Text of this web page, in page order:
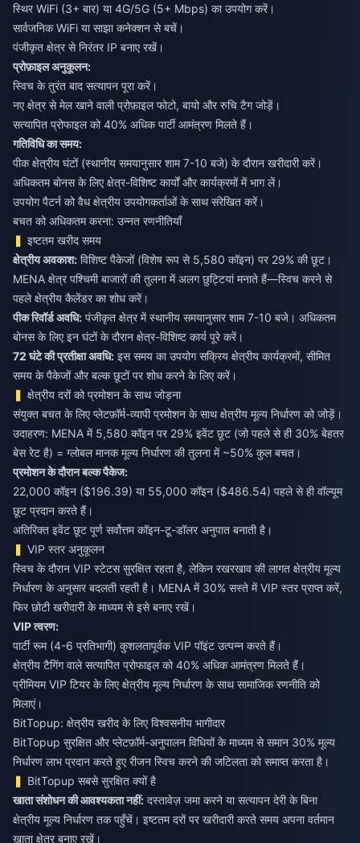
स्थिर WiFi (3+ बार) या 4G/5G (5+ Mbps) का उपयोग करें।
सार्वजनिक WiFi या साझा कनेक्शन से बचें।
पंजीकृत क्षेत्र से निरंतर IP बनाए रखें।
प्रोफ़ाइल अनुकूलन:
स्विच के तुरंत बाद सत्यापन पूरा करें।
नए क्षेत्र से मेल खाने वाली प्रोफ़ाइल फोटो, बायो और रुचि टैग जोड़ें।
सत्यापित प्रोफाइल को 40% अधिक पार्टी आमंत्रण मिलते हैं।
गतिविधि का समय:
पीक क्षेत्रीय घंटों (स्थानीय समयानुसार शाम 7-10 बजे) के दौरान खरीदारी करें।
अधिकतम बोनस के लिए क्षेत्र-विशिष्ट कार्यों और कार्यक्रमों में भाग लें।
उपयोग पैटर्न को वैध क्षेत्रीय उपयोगकर्ताओं के साथ संरेखित करें।
बचत को अधिकतम करना: उन्नत रणनीतियाँ
इष्टतम खरीद समय
क्षेत्रीय अवकाश: विशिष्ट पैकेजों (विशेष रूप से 5,580 कॉइन) पर 29% की छूट।
MENA क्षेत्र पश्चिमी बाजारों की तुलना में अलग छुट्टियां मनाते हैं—स्विच करने से
पहले क्षेत्रीय कैलेंडर का शोध करें।
पीक रिवॉर्ड अवधि: पंजीकृत क्षेत्र में स्थानीय समयानुसार शाम 7-10 बजे। अधिकतम
बोनस के लिए इन घंटों के दौरान क्षेत्र-विशिष्ट कार्य पूरे करें।
72 घंटे की प्रतीक्षा अवधि: इस समय का उपयोग सक्रिय क्षेत्रीय कार्यक्रमों, सीमित
समय के पैकेजों और बल्क छूटों पर शोध करने के लिए करें।
क्षेत्रीय दरों को प्रमोशन के साथ जोड़ना
संयुक्त बचत के लिए प्लेटफ़ॉर्म-व्यापी प्रमोशन के साथ क्षेत्रीय मूल्य निर्धारण को जोड़ें।
उदाहरण: MENA में 5,580 कॉइन पर 29% इवेंट छूट (जो पहले से ही 30% बेहतर
बेस रेट है) = ग्लोबल मानक मूल्य निर्धारण की तुलना में ~50% कुल बचत।
प्रमोशन के दौरान बल्क पैकेज:
22,000 कॉइन ($196.39) या 55,000 कॉइन ($486.54) पहले से ही वॉल्यूम
छूट प्रदान करते हैं।
अतिरिक्त इवेंट छूट पूर्ण सर्वोत्तम कॉइन-टू-डॉलर अनुपात बनाती है।
VIP स्तर अनुकूलन
स्विच के दौरान VIP स्टेटस सुरक्षित रहता है, लेकिन रखरखाव की लागत क्षेत्रीय मूल्य
निर्धारण के अनुसार बदलती रहती है। MENA में 30% सस्ते में VIP स्तर प्राप्त करें,
फिर छोटी खरीदारी के माध्यम से इसे बनाए रखें।
VIP त्वरण:
पार्टी रूम (4-6 प्रतिभागी) कुशलतापूर्वक VIP पॉइंट उत्पन्न करते हैं।
क्षेत्रीय टैगिंग वाले सत्यापित प्रोफाइल को 40% अधिक आमंत्रण मिलते हैं।
प्रीमियम VIP टियर के लिए क्षेत्रीय मूल्य निर्धारण के साथ सामाजिक रणनीति को
मिलाएं।
BitTopup: क्षेत्रीय खरीद के लिए विश्वसनीय भागीदार
BitTopup सुरक्षित और प्लेटफ़ॉर्म-अनुपालन विधियों के माध्यम से समान 30% मूल्य
निर्धारण लाभ प्रदान करते हुए रीजन स्विच करने की जटिलता को समाप्त करता है।
BitTopup सबसे सुरक्षित क्यों है
खाता संशोधन की आवश्यकता नहीं: दस्तावेज़ जमा करने या सत्यापन देरी के बिना
क्षेत्रीय मूल्य निर्धारण तक पहुँचें। इष्टतम दरों पर खरीदारी करते समय अपना वर्तमान
खाता क्षेत्र बनाए रखें।